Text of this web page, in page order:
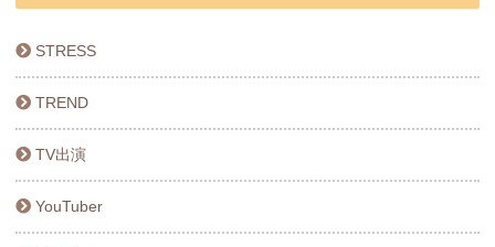
STRESS
TREND
TV出演
YouTuber